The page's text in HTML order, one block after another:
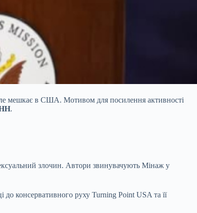
мешкає в США. Мотивом для посилення активності
.
злочин. Автори звинувачують Мінаж у
консервативного руху Turning Point USA та її